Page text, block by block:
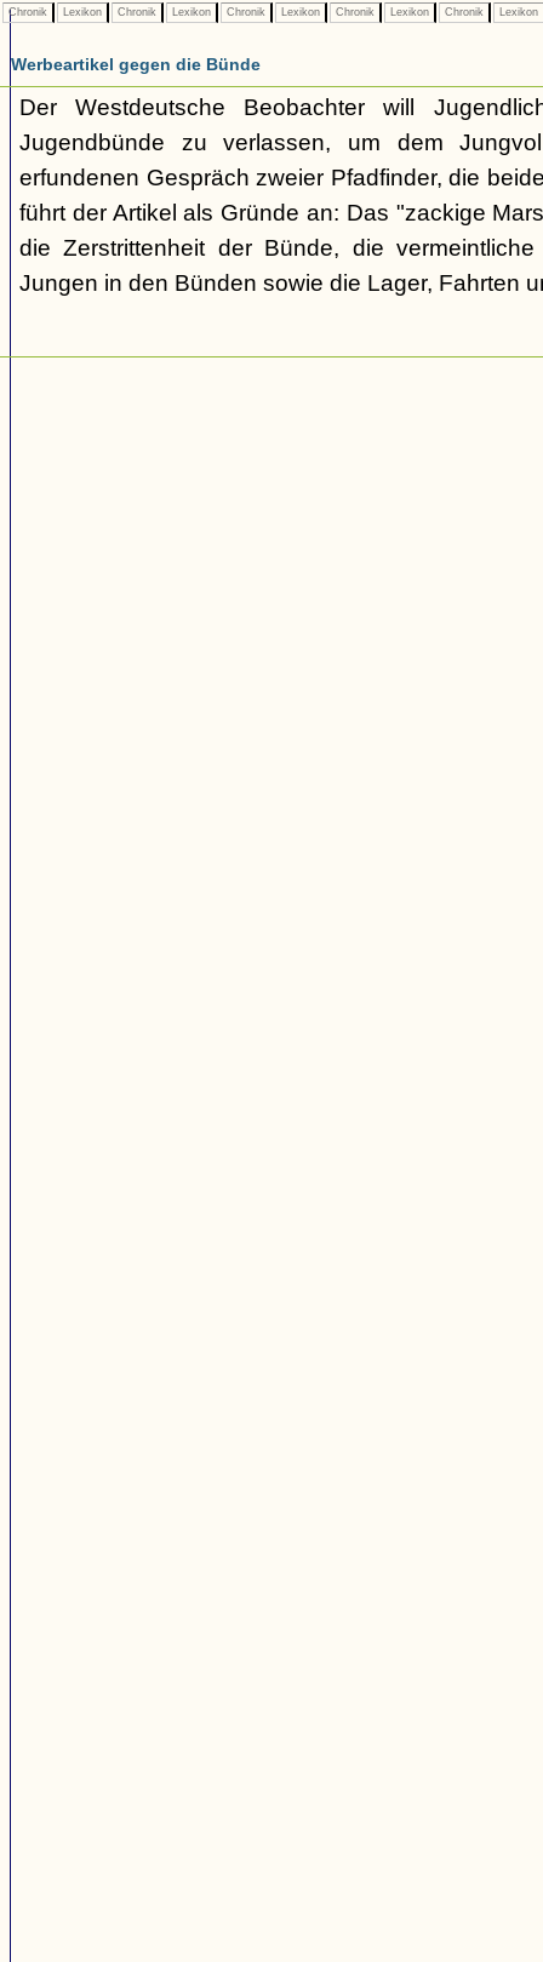
Chronik Lexikon Chronik Lexikon Chronik Lexikon Chronik Lexikon Chronik Lexikon
Werbeartikel gegen die Bünde
Der Westdeutsche Beobachter will
Jugendbünde zu verlassen, um dem
erfundenen Gespräch zweier Pfadfinder, die
führt der Artikel als Gründe an: Das "zackige
die Zerstrittenheit der Bünde, die
Jungen in den Bünden sowie die Lager, Fahrten